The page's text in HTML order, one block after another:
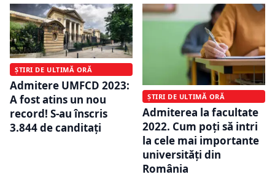
ȘTIRI DE ULTIMĂ ORĂ
Admitere UMFCD 2023:
A fost atins un nou
record! S-au înscris
3.844 de canditați
ȘTIRI DE ULTIMĂ ORĂ
Admiterea la facultate
2022. Cum poți să intri
la cele mai importante
universități din
România